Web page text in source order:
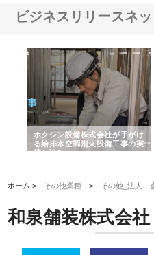
ビジネスリリースネッ
ホクシン設備株式会社が手がけ
る給排水空調消火設備工事の実
績と強み
ホーム > その他業種 > その他_法人・
和泉舗装株式会社